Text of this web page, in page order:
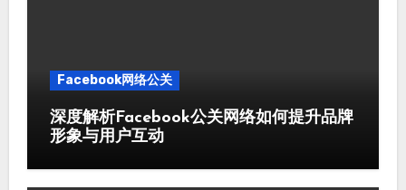
Facebook网络公关
深度解析Facebook公关网络如何提升品牌
形象与用户互动